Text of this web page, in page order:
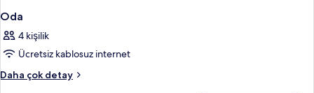
Oda
4 kişilik
Ücretsiz kablosuz internet
Daha çok detay
Oda